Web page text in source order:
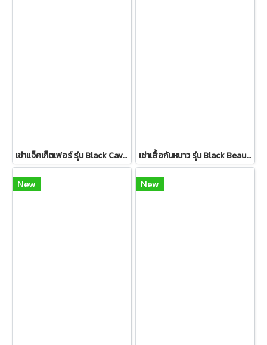
เช่าแจ็คเก็ตเฟอร์ รุ่น Black Cavernous Fur Jacket 2111GCF1779FABK1 เช่าเสื้อกันหนาว รุ่น Black Beauty Single Breasted Coat 2108GCL1544FABK1
New New